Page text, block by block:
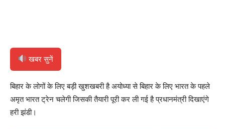
खबर सुनें
बिहार के लोगों के लिए बड़ी खुशखबरी है अयोध्या से बिहार के लिए भारत के पहले
अमृत भारत ट्रेन चलेगी जिसकी तैयारी पूरी कर ली गई है प्रधानमंत्री दिखाएंगे
हरी झंडी।